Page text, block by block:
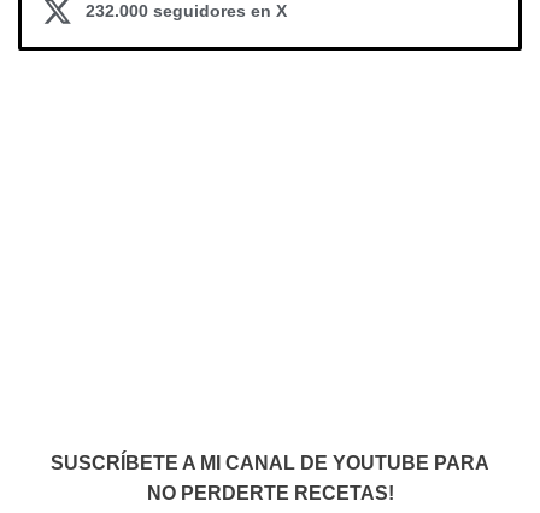
232.000 seguidores en X
SUSCRÍBETE A MI CANAL DE YOUTUBE PARA
NO PERDERTE RECETAS!